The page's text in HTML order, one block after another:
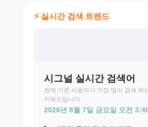
⚡ 실시간 검색 트렌드